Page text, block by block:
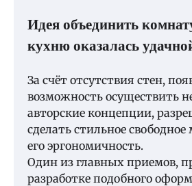
Идея объединить
кухню оказалась
За счёт отсутствия стен,
возможность осуществить
авторские концепции,
сделать стильное свободное
его эргономичность.
Один из главных приемов,
разработке подобного